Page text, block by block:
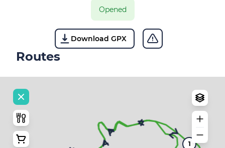
Opened
Download GPX
Routes
1